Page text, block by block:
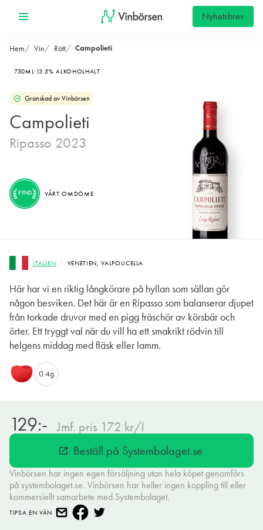
Nyhetsbrev
Hem Vin Rött Campolieti
750ML 13.5% ALKOHOLHALT
Granskad av Vinbörsen
Campolieti
Ripasso 2023
ITALIEN VENETIEN, VALPOLICELLA
Här har vi en riktig långkörare på hyllan som sällan gör
någon besviken. Det här är en Ripasso som balanserar djupet
från torkade druvor med en pigg fräschör av körsbär och
örter. Ett tryggt val när du vill ha ett smakrikt rödvin till
helgens middag med fläsk eller lamm.
FYND VÅRT OMDÖME
0.4g
129:- Jmf. pris 172 kr/l
open_in_new Beställ på Systembolaget.se
Vinbörsen har ingen egen försäljning utan hela köpet genomförs
på systembolaget.se. Vinbörsen har heller ingen koppling till eller
kommersiellt samarbete med Systembolaget.
TIPSA EN VÄN